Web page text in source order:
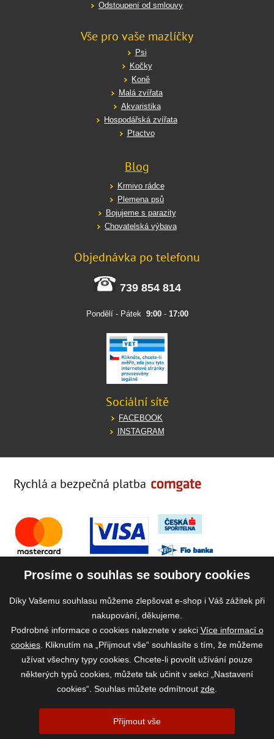
Odstoupení od smlouvy
Vše pro vaše mazlíčky
Psi
Kočky
Koně
Malá zvířata
Akvaristika
Hospodářská zvířata
Ptactvo
Blog
Krmivo rádce
Plemena psů
Bojujeme s parazity
Chovatelská výbava
Objednávka po telefonu
739 854 814
Pondělí - Pátek 9:00- 17:00
Sociální sítě
FACEBOOK
INSTAGRAM
Rychlá a bezpečná platba
2026 ©www.vase-krmivo.cz- Tomáš Kroupa e-shop, Kanice 307, 664 01
Brno-venkov, IČ: 75785439
Prosíme o souhlas se soubory cookies
Díky Vašemu souhlasu můžeme zlepšovat e-shop i Váš zážitek při
nakupování, děkujeme.
Podrobné informace o cookies naleznete v sekci Více informací o
cookies . Kliknutím na „Přijmout vše“ souhlasíte s tím, že můžeme
užívat všechny typy cookies. Chcete-li povolit užívání pouze
některých typů cookies, můžete tak učinit v sekci „Nastavení
cookies“. Souhlas můžete odmítnout zde
Přijmout vše